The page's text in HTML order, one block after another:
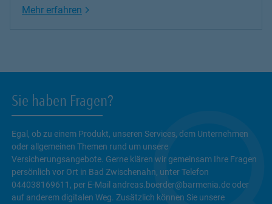
Mehr erfahren Link Opens in New Tab
Sie haben Fragen?
Egal, ob zu einem Produkt, unseren Services, dem Unternehmen
oder allgemeinen Themen rund um unsere
Versicherungsangebote. Gerne klären wir gemeinsam Ihre Fragen
persönlich vor Ort in Bad Zwischenahn, unter Telefon
044038169611, per E-Mail andreas.boerder@barmenia.de oder
auf anderem digitalen Weg. Zusätzlich können Sie unsere